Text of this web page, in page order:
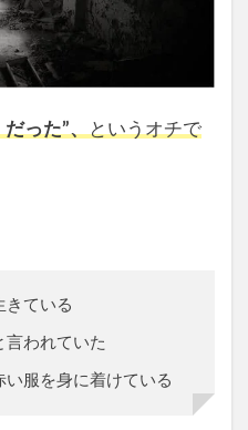
った”、 というオチで
きている
言われていた
服を身に着けている